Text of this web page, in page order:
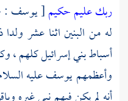
ربك عليم حكيم[ يوسف : 4 - 6 ] . قد قدمنا أن
له من البنين اثنا عشر
أسباطبني إسرائيلكلهم ،
وأعظمهميوسفعليه